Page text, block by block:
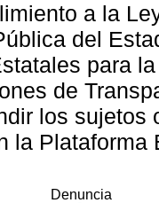
a la
del
para
de
los sujetos
la Plataforma
Denuncia